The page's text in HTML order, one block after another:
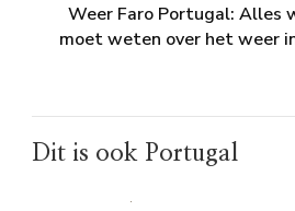
Weer Faro Portugal: Alles
moet weten over het weer
Dit is ook Portugal